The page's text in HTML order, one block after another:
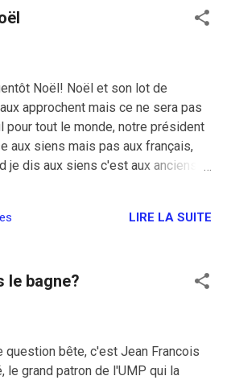
réflexion faite à ma femme pour
à Beauvais situé à 50 bornes,
35h mais ce n'est pas possible, tout
ici!", ah ben ouais j'avais
qu'on ne pouvait même pas faire à
mais le vin était au frais dehors.
ça dans la bonne humeur c'est
salle à manger, chambre, cuisine
Noël! Noël et son lot de
approchent mais ce ne sera pas
pour tout le monde, notre président
aux siens mais pas aux français,
je dis aux siens c'est aux anciens
missions. Quand un français de
boite de prestataire, il attend chez
gouvernement, on lui trouve une
ambassadrice à l'Unesco, la place
LIRE LA SUITE
le bagne?
question bête, c'est Jean Francois
le grand patron de l'UMP qui la